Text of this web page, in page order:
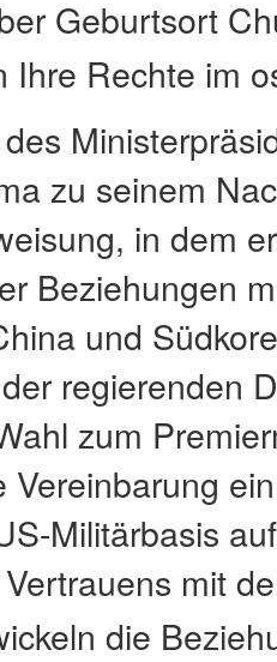
Geburtsort
Ihre Rechte im
zu seinem
in dem
Beziehungen
und
regierenden
zum
Vereinbarung
Militärbasis
mit
die